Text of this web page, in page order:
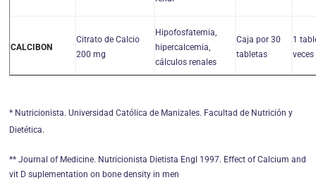
CALCIBON
Citrato de Calcio
200 mg
Hipofosfatemia,
hipercalcemia,
cálculos renales
Caja por 30
tabletas
1
veces
* Nutricionista. Universidad Católica de Manizales. Facultad de Nutrición y
Dietética.
** Journal of Medicine. Nutricionista Dietista Engl 1997. Effect of Calcium and
vit D suplementation on bone density in men